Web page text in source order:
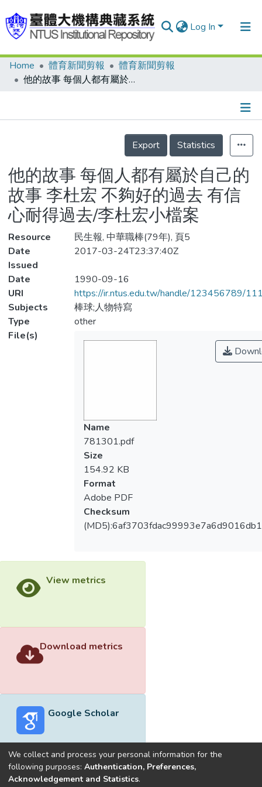
Log In
Communities & Collections
Statistics
Home 體育新聞剪報
體育新聞剪報
他的故事 每個人都有屬於自己的故事 李杜宏 不夠好的過去 有信心耐得過去/李杜宏小檔案
Details
Export
Statistics
他的故事 每個人都有屬於自己的
故事 李杜宏 不夠好的過去 有信
心耐得過去/李杜宏小檔案
Resource
民生報, 中華職棒(79年), 頁5
Date
Issued
2017-03-24T23:37:40Z
Date
1990-09-16
URI
https://ir.ntus.edu.tw/handle/123456789/
Subjects
棒球;人物特寫
Type
other
File(s)
Name
781301.pdf
Size
154.92 KB
Format
Adobe PDF
Checksum
View metrics
Download metrics
Google Scholar
Built withDSpace-CRIS software
We collect and process your personal information for the
following purposes: Authentication, Preferences,
Acknowledgement and Statistics.